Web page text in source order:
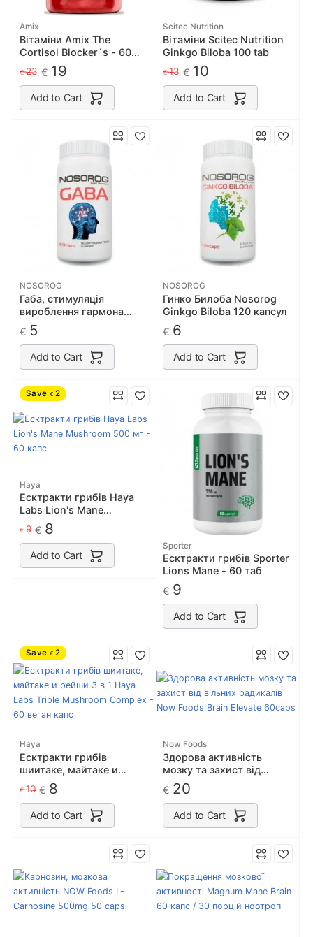
Amix
Вітаміни Amix The
Cortisol Blocker´s - 60
€23 € 19
Add to Cart
Scitec Nutrition
Вітаміни Scitec Nutrition
Ginkgo Biloba 100 tab
€13 € 10
Add to Cart
NOSOROG
Габа, стимуляція
вироблення гармона
зростання Nosorog GABA,
60 капсул
€ 5
Add to Cart
NOSOROG
Гинко Билоба Nosorog
Ginkgo Biloba 120 капсул
€ 6
Add to Cart
Save € 2
Haya
Есктракти грибів Haya
Labs Lion's Mane
Mushroom 500 мг - 60
капс
€9 € 8
Add to Cart
Sporter
Есктракти грибів Sporter
Lions Mane - 60 таб
€ 9
Add to Cart
Save € 2
Haya
Есктракти грибів
шиитаке, майтаке и
рейши 3 в 1 Haya Labs
Triple Mushroom Complex
- 60 веган капс
€10 € 8
Add to Cart
Now Foods
Здорова активність
мозку та захист від
вільних радикалів Now
Foods Brain Elevate
60caps
€ 20
Add to Cart